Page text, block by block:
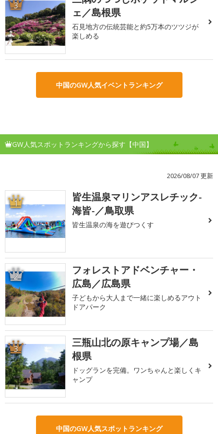
3
ェ／島根県
石見地方の伝統芸能と約5万本のツツジが
楽しめる
中国のGW人気イベントランキング
GW人気スポットランキングから探す【中国】
2026/08/07 更新
1
皆生温泉マリンアスレチック-
海皆-／鳥取県
皆生温泉の海を遊びつくす
2
フォレストアドベンチャー・
広島／広島県
子どもから大人まで一緒に楽しめるアウト
ドアパーク
3
三瓶山北の原キャンプ場／島
根県
ドッグランを完備。ワンちゃんと楽しくキ
ャンプ
中国のGW人気スポットランキング